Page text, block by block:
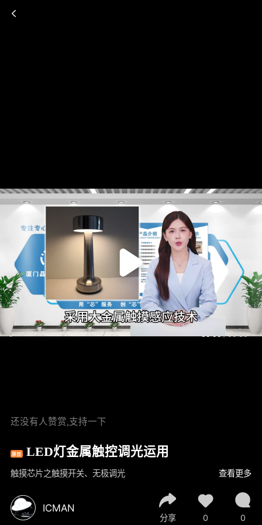
00:00 / 00:30
还没有人赞赏,支持一下
原创 LED灯金属触控调光运用
触摸芯片之触摸开关、无极调光 查看更多
ICMAN
分享 0 0